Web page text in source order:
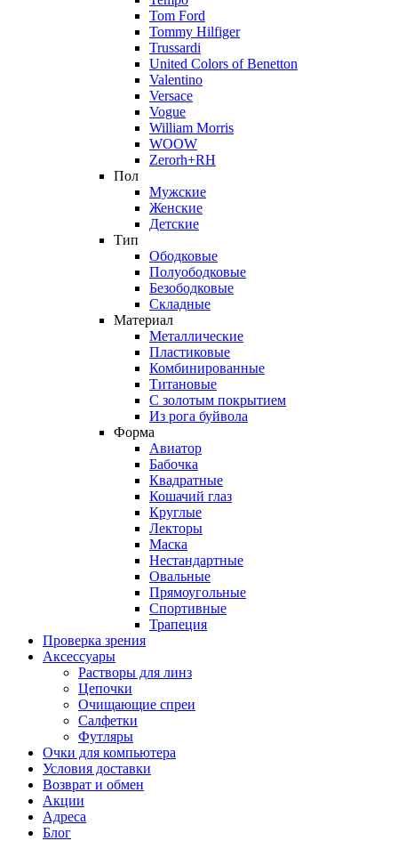
Tom Ford
Tommy Hilfiger
Trussardi
United Colors of Benetton
Valentino
Versace
Vogue
William Morris
WOOW
Zerorh+RH
Пол
Мужские
Женские
Детские
Тип
Ободковые
Полуободковые
Безободковые
Складные
Материал
Металлические
Пластиковые
Комбинированные
Титановые
С золотым покрытием
Из рога буйвола
Форма
Авиатор
Бабочка
Квадратные
Кошачий глаз
Круглые
Лекторы
Маска
Нестандартные
Овальные
Прямоугольные
Спортивные
Трапеция
Проверка зрения
Аксессуары
Растворы для линз
Цепочки
Очищающие спреи
Салфетки
Футляры
Очки для компьютера
Условия доставки
Возврат и обмен
Акции
Адреса
Блог